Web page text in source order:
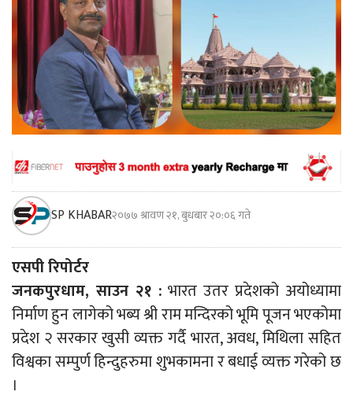
SP KHABAR२०७७ श्रावण २१, बुधबार २०:०६ गते
एसपी रिपोर्टर
जनकपुरधाम, साउन २१ : भारत उतर प्रदेशको अयोध्यामा
निर्माण हुन लागेको भब्य श्री राम मन्दिरको भूमि पूजन भएकोमा
प्रदेश २ सरकार खुसी व्यक्त गर्दै भारत, अवध, मिथिला सहित
विश्वका सम्पुर्ण हिन्दुहरुमा शुभकामना र बधाई व्यक्त गरेको छ
।